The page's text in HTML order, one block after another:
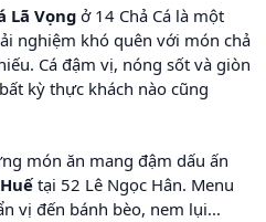
Lã Vọng ở 14 Chả Cá là một
nghiệm khó quên với món chả
Cá đậm vị, nóng sốt và giòn
kỳ thực khách nào cũng
món ăn mang đậm dấu ấn
tại 52 Lê Ngọc Hân. Menu
vị đến bánh bèo, nem lụi...